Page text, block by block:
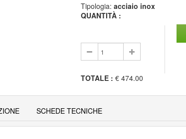
Tipologia:acciaio inox
QUANTITÀ :
TOTALE : € 474.00
SCHEDE TECNICHE